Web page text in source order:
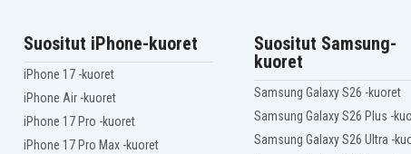
Suositut iPhone-kuoret
iPhone 17 -kuoret
iPhone Air -kuoret
iPhone 17 Pro -kuoret
iPhone 17 Pro Max -kuoret
Suositut Samsung-
kuoret
Samsung Galaxy S26 -kuoret
Samsung Galaxy S26 Plus -
Samsung Galaxy S26 Ultra -